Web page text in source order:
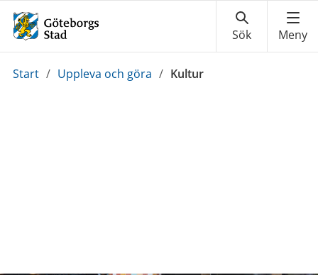
Du
Start / Uppleva och göra / Kultur